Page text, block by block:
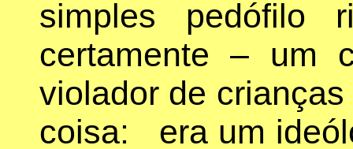
simples pedófilo
certamente – um
violador de
coisa: era um